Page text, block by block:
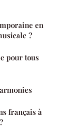
en
?
pour tous
français à